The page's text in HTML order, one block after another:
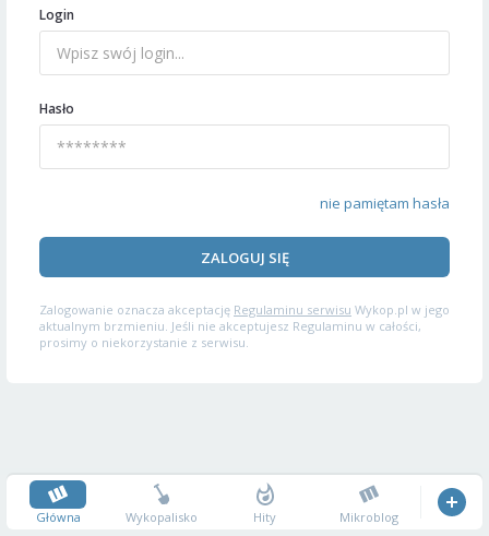
Login
Hasło
nie pamiętam hasła
ZALOGUJ SIĘ
Zalogowanie oznacza akceptację Regulaminu serwisu Wykop.pl w jego
aktualnym brzmieniu. Jeśli nie akceptujesz Regulaminu w całości,
prosimy o niekorzystanie z serwisu.
Główna Wykopalisko Hity Mikroblog